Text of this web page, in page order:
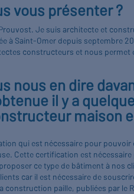
vous présenter ?
Je suis architecte et
à Saint-Omer depuis septembre
constructeurs et nous
nous en dire
il y a
maison
qui est nécessaire pour
Cette certification est
ce type de bâtiment à nos
car il est nécessaire de
construction paille, publiées par le